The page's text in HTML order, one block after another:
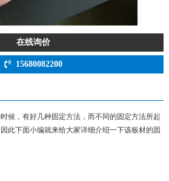
在线询价
15680082200
候，有好几种固定方法，而不同的固定方法所起
此下面小编就来给大家详细介绍一下该板材的固